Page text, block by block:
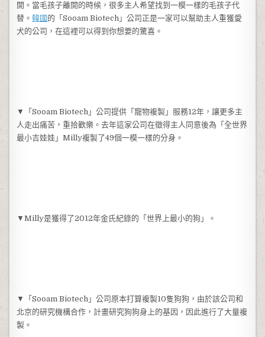
開。當毛孩子離開的時候，很多主人希望找到一模一樣的毛孩子代
替。韓國 的「Sooam Biotech」公司正是一家可以幫助主人重獲愛
犬的公司，在這裡可以得到你想要的驚喜。
▼「Sooam Biotech」公司提供「寵物複製」服務12年，讓更多主
人走出痛苦，重拾歡樂。去年這家公司在徵得主人同意後為「全世界
最小吉娃娃」Milly複製了49個一模一樣的分身。
▼Milly是獲得了2012年金氏紀錄的「世界上最小的狗」。
▼「Sooam Biotech」公司原本打算複製10隻狗狗，由於該公司和
北京的研究機構合作，計畫研究狗狗身上的基因，因此進行了大量複
製。